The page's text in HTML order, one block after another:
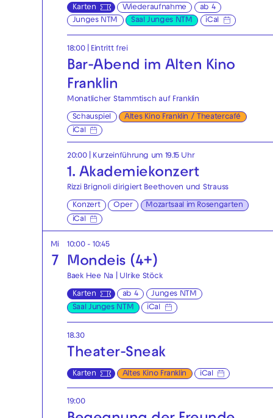
Karten Wiederaufnahme
ab 4
Junges NTM
Saal Junges NTM iCal
18:00| Eintritt frei
Bar-Abend im Alten Kino
Franklin
Monatlicher Stammtisch auf Franklin
Schauspiel
Altes Kino Franklin / Theatercafé
iCal
20:00 | Kurzeinführung um 19.15 Uhr
1. Akademie­konzert
Rizzi Brignoli dirigiert Beethoven und Strauss
Konzert Oper
Mozartsaal im Rosengarten
iCal
Mi
7
10:00 - 10:45
Mondeis (4+)
Baek Hee Na | Ulrike Stöck
Karten ab 4
Junges NTM
Saal Junges NTM
iCal
18.30
Theater-Sneak
Karten Altes Kino Franklin iCal
19:00